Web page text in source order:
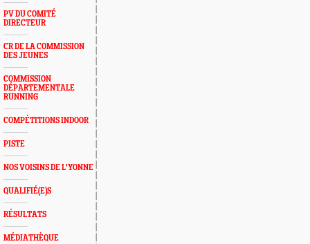
PV DU COMITÉ
DIRECTEUR
CR DE LA COMMISSION
DES JEUNES
COMMISSION
DÉPARTEMENTALE
RUNNING
COMPÉTITIONS INDOOR
PISTE
NOS VOISINS DE L'YONNE
QUALIFIÉ(E)S
RÉSULTATS
MÉDIATHÈQUE